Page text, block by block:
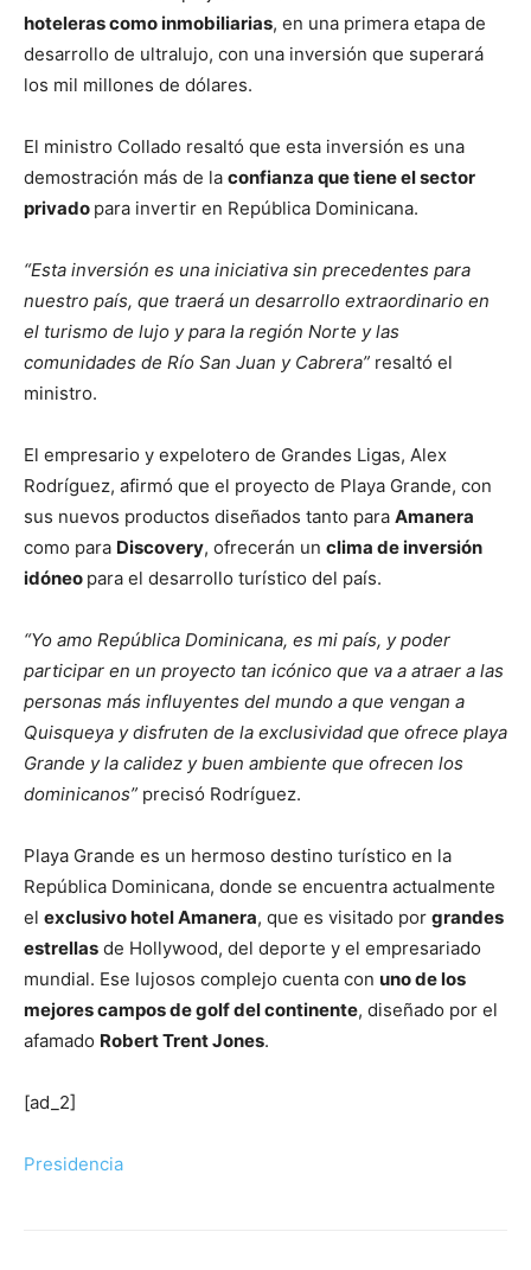
hoteleras como inmobiliarias, en una primera etapa de
desarrollo de ultralujo, con una inversión que superará
los mil millones de dólares.
El ministro Collado resaltó que esta inversión es una
demostración más de la confianza que tiene el sector
privado para invertir en República Dominicana.
“Esta inversión es una iniciativa sin precedentes para
nuestro país, que traerá un desarrollo extraordinario en
el turismo de lujo y para la región Norte y las
comunidades de Río San Juan y Cabrera” resaltó el
ministro.
El empresario y expelotero de Grandes Ligas, Alex
Rodríguez, afirmó que el proyecto de Playa Grande, con
sus nuevos productos diseñados tanto para Amanera
como para Discovery, ofrecerán un clima de inversión
idóneo para el desarrollo turístico del país.
“Yo amo República Dominicana, es mi país, y poder
participar en un proyecto tan icónico que va a atraer a las
personas más influyentes del mundo a que vengan a
Quisqueya y disfruten de la exclusividad que ofrece playa
Grande y la calidez y buen ambiente que ofrecen los
dominicanos” precisó Rodríguez.
Playa Grande es un hermoso destino turístico en la
República Dominicana, donde se encuentra actualmente
el exclusivo hotel Amanera, que es visitado por grandes
estrellas de Hollywood, del deporte y el empresariado
mundial. Ese lujosos complejo cuenta con uno de los
mejores campos de golf del continente, diseñado por el
afamado Robert Trent Jones.
[ad_2]
Presidencia